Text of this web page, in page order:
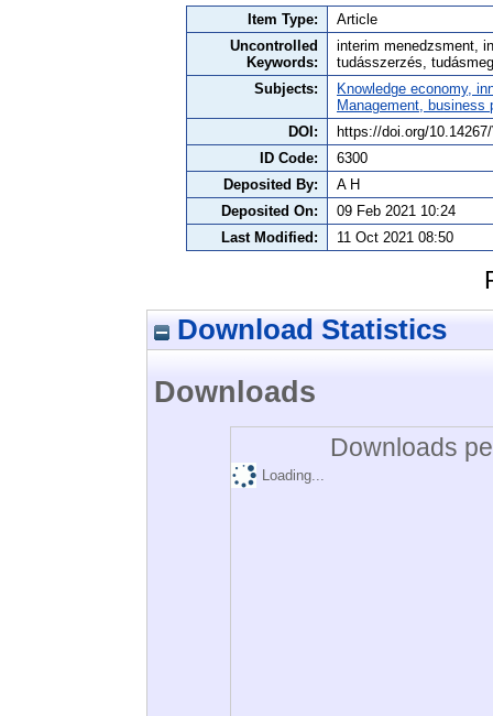
Item Type:
Article
Uncontrolled
Keywords:
interim menedzsment,
tudásszerzés,
Subjects:
Knowledge economy,
Management,
DOI:
https://doi.org/
ID Code:
6300
Deposited By:
A H
Deposited On:
09 Feb 2021 10:24
Last Modified:
11 Oct 2021 08:50
Download Statistics
Downloads
Downloads
Loading...